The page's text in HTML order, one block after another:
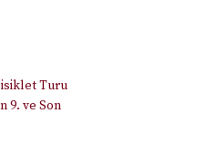
Turu
9. ve Son